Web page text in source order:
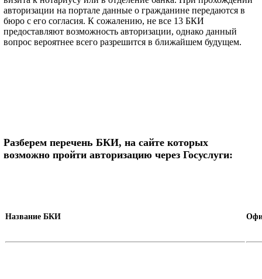
авторизации на портале данные о гражданине передаются в
бюро с его согласия. К сожалению, не все 13 БКИ
предоставляют возможность авторизации, однако данный
вопрос вероятнее всего разрешится в ближайшем будущем.
Разберем перечень БКИ, на сайте которых
возможно пройти авторизацию через Госуслуги:
Название БКИ